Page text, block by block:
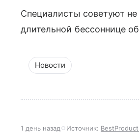
Специалисты советуют
длительной бессоннице
Новости
1 день назад Источник: